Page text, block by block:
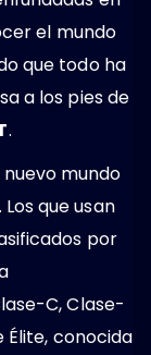
el mundo
que todo ha
a los pies de
.
mundo
que usan
por
C, Clase-
Élite, conocida